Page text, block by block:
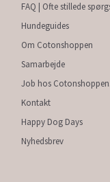
FAQ | Ofte stillede
Hundeguides
Om Cotonshoppen
Samarbejde
Job hos
Kontakt
Happy Dog Days
Nyhedsbrev